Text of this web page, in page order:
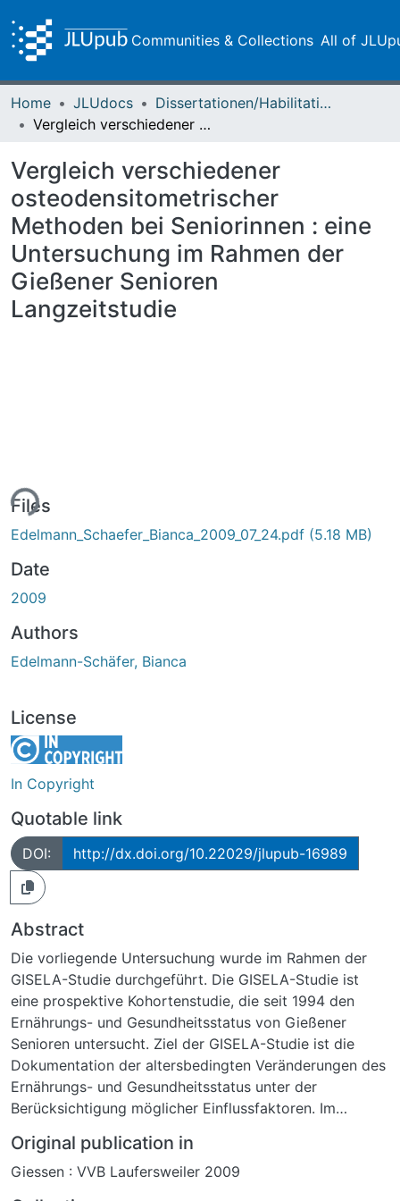
Communities & Collections All of
Home JLUdocs
Dissertationen/Habilitationen
Vergleich verschiedener osteodensitometrischer Methoden bei Seniorinnen : eine Untersuchung im Rahmen der Gießener Senioren Langzeitstudie
Vergleich verschiedener
osteodensitometrischer
Methoden bei Seniorinnen : eine
Untersuchung im Rahmen der
Gießener Senioren
Langzeitstudie
Files
Edelmann_Schaefer_Bianca_2009_07_24.pdf (5.18 MB)
Date
2009
Authors
Edelmann-Schäfer, Bianca
License
In Copyright
Quotable link
DOI: http://dx.doi.org/10.22029/jlupub-16989
Abstract
Die vorliegende Untersuchung wurde im Rahmen der
GISELA-Studie durchgeführt. Die GISELA-Studie ist
eine prospektive Kohortenstudie, die seit 1994 den
Ernährungs- und Gesundheitsstatus von Gießener
Senioren untersucht. Ziel der GISELA-Studie ist die
Dokumentation der altersbedingten Veränderungen des
Ernährungs- und Gesundheitsstatus unter der
Berücksichtigung möglicher Einflussfaktoren. Im
Knochendichte der Senioren mittels QUS
bestimmt.Zudem wurden an einem Teilkollektiv der
Original publication in
Giessen : VVB Laufersweiler 2009